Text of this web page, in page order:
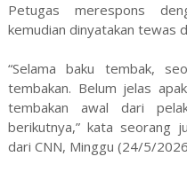
Petugas merespons
kemudian dinyatakan tewas
“Selama baku tembak,
tembakan. Belum jelas
tembakan awal dari
berikutnya,” kata seorang
dari CNN, Minggu (24/5/